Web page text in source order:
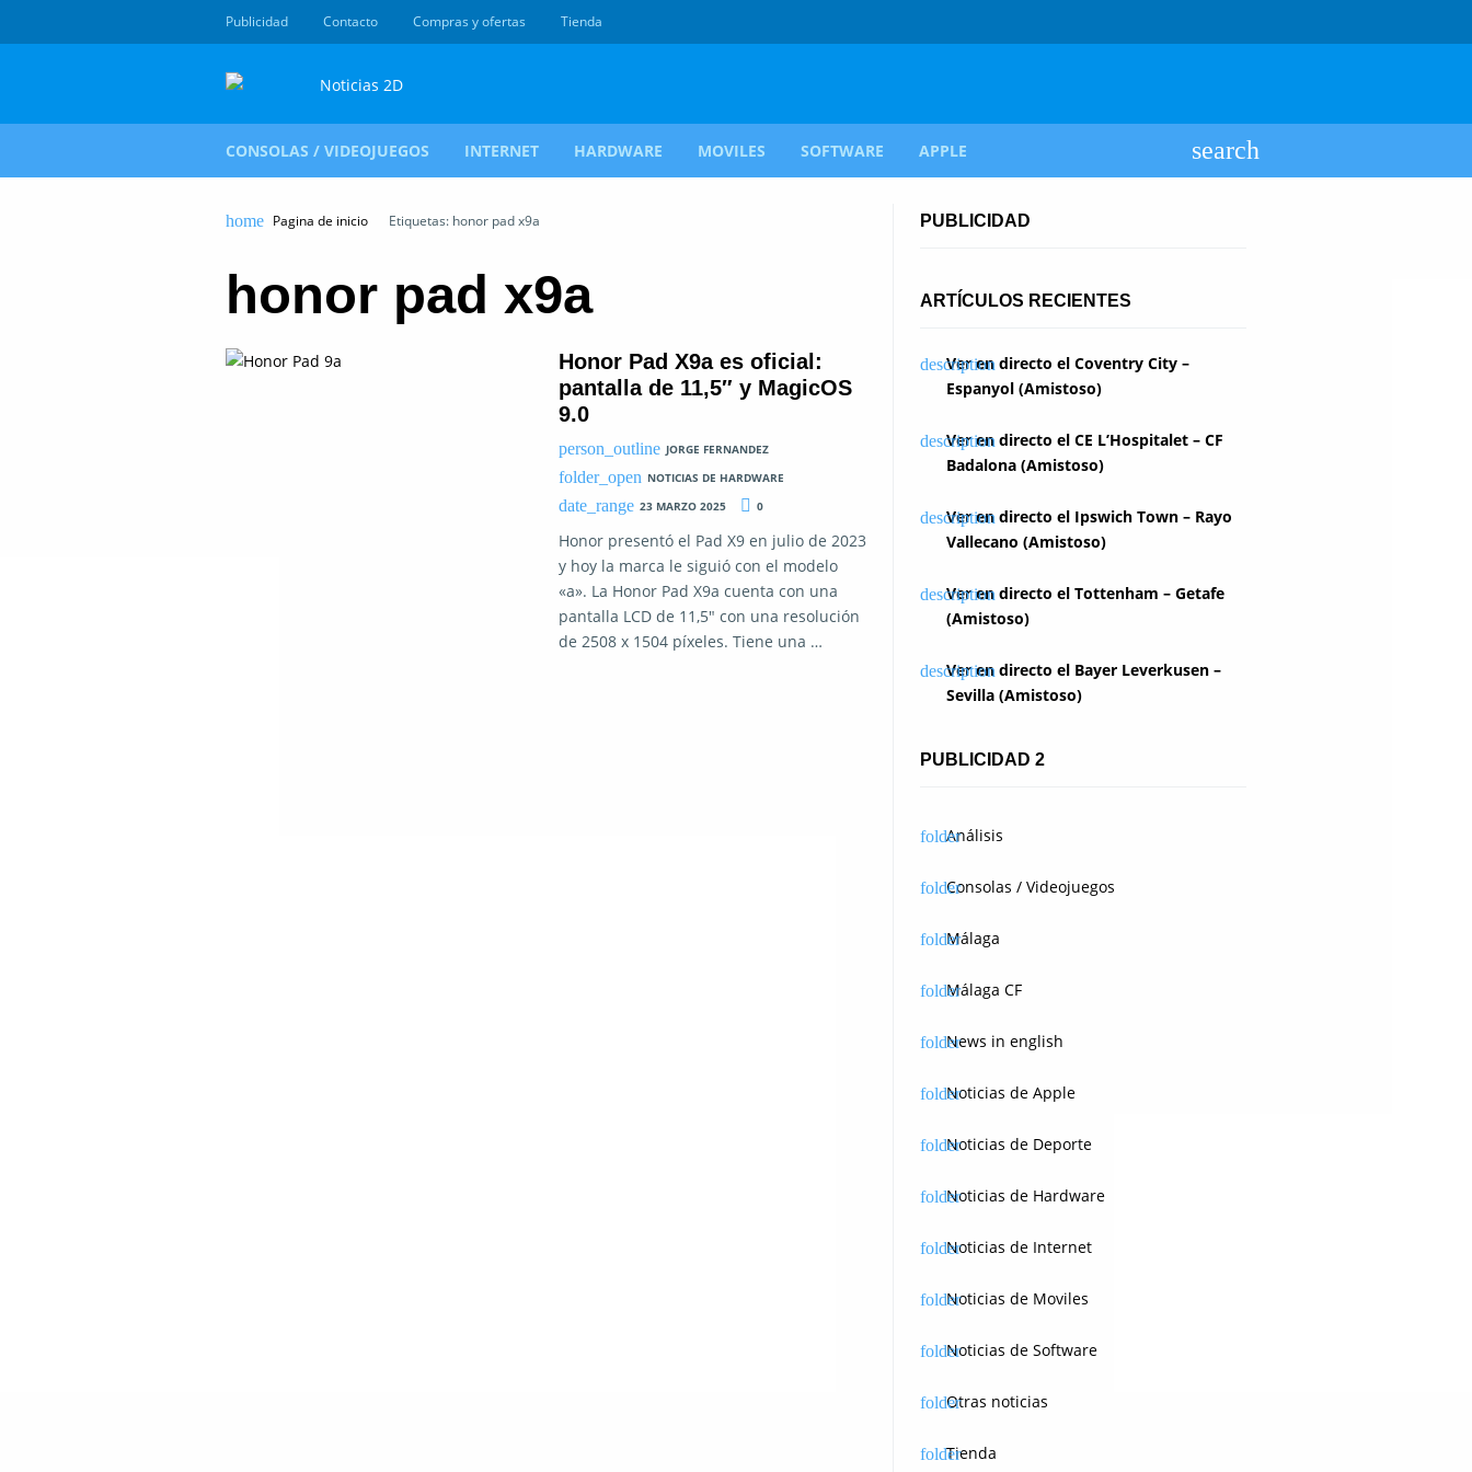
Publicidad Contacto Compras y ofertas Tienda
CONSOLAS / VIDEOJUEGOS INTERNET HARDWARE MOVILES SOFTWARE APPLE
Pagina de inicio Etiquetas: honor pad x9a
honor pad x9a
Honor Pad X9a es oficial:
pantalla de 11,5″ y MagicOS
9.0
JORGE FERNANDEZ
NOTICIAS DE HARDWARE
23 MARZO 2025
0
Honor presentó el Pad X9 en julio de 2023
y hoy la marca le siguió con el modelo
«a». La Honor Pad X9a cuenta con una
pantalla LCD de 11,5″ con una resolución
de 2508 x 1504 píxeles. Tiene una …
PUBLICIDAD
ARTÍCULOS RECIENTES
Ver en directo el Coventry City –
Espanyol (Amistoso)
Ver en directo el CE L’Hospitalet – CF
Badalona (Amistoso)
Ver en directo el Ipswich Town – Rayo
Vallecano (Amistoso)
Ver en directo el Tottenham – Getafe
(Amistoso)
Ver en directo el Bayer Leverkusen –
Sevilla (Amistoso)
PUBLICIDAD 2
Análisis
Consolas / Videojuegos
Málaga
Málaga CF
News in english
Noticias de Apple
Noticias de Deporte
Noticias de Hardware
Noticias de Internet
Noticias de Moviles
Noticias de Software
Otras noticias
Tienda